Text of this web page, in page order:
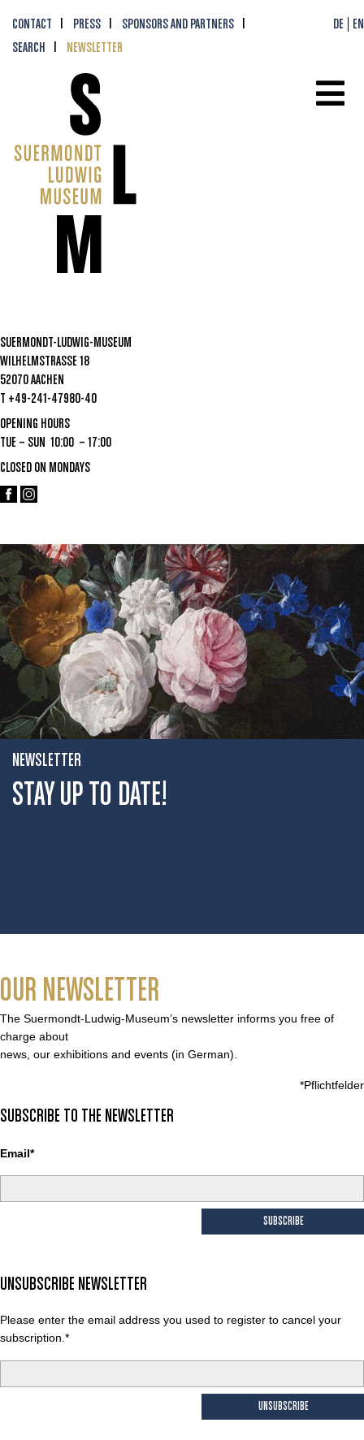
CONTACT PRESS
SPONSORS AND PARTNERS
SEARCH
NEWSLETTER
DE EN
SUERMONDT-LUDWIG-MUSEUM
WILHELMSTRASSE 18
52070 AACHEN
T +49-241-47980-40
OPENING HOURS
TUE – SUN 10:00 – 17:00
CLOSED ON MONDAYS
NEWSLETTER
STAY UP TO DATE!
OUR NEWSLETTER
The Suermondt-Ludwig-Museum’s newsletter informs you free of
charge about
news, our exhibitions and events (in German).
*Pflichtfelder
SUBSCRIBE TO THE NEWSLETTER
Email*
SUBSCRIBE
UNSUBSCRIBE NEWSLETTER
Please enter the email address you used to register to cancel your
subscription.*
UNSUBSCRIBE